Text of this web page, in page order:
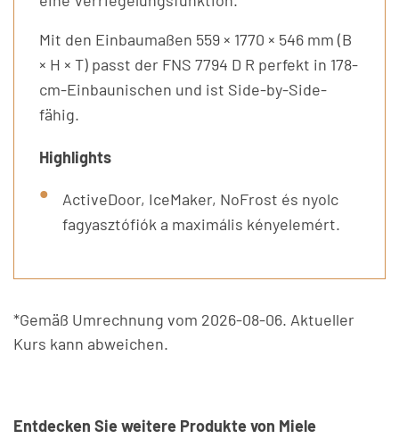
Mit den Einbaumaßen 559 × 1770 × 546 mm (B
× H × T) passt der FNS 7794 D R perfekt in 178-
cm-Einbaunischen und ist Side-by-Side-
fähig.
Highlights
ActiveDoor, IceMaker, NoFrost és nyolc
fagyasztófiók a maximális kényelemért.
*Gemäß Umrechnung vom 2026-08-06. Aktueller
Kurs kann abweichen.
Entdecken Sie weitere Produkte von Miele